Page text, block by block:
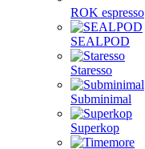
ROK espresso
SEALPOD
Staresso
Subminimal
Superkop